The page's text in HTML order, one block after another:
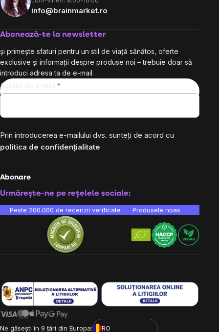
info@brainmarket.ro
Abonează-te la newsletter
și primește sfaturi pentru un stil de viață sănătos, oferte
exclusive și informații despre produse noi – trebuie doar să
introduci adresa ta de e-mail.
Adresă de e-mail
Prin introducerea e-mailului dvs. sunteți de acord cu
politica de confidențialitate
Abonare
Urmărește-ne pe rețelele sociale:
Peste 200.000 de recenzii verificate Produsele noastre sunt
Ne găsești în 9 țări din Europa:
RO